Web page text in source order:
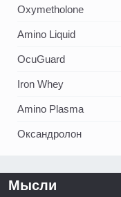
Oxymetholone
Amino Liquid
OcuGuard
Iron Whey
Amino Plasma
Оксандролон
Мысли